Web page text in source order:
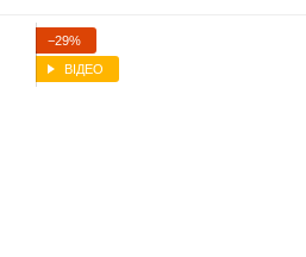
−29%
ВІДЕО